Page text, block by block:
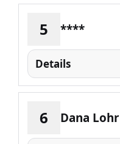
5 ****
Details
6 Dana Lohr